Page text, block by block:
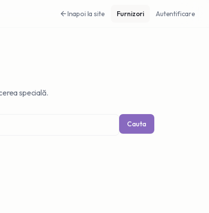
Inapoi la site Furnizori Autentificare
specială.
Cauta